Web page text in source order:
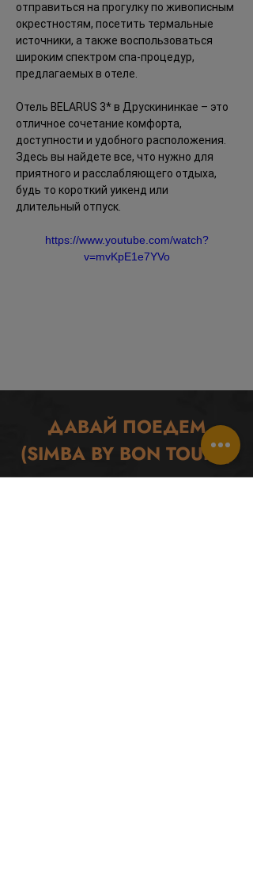
отправиться на прогулку по живописным
окрестностям, посетить термальные
источники, а также воспользоваться
широким спектром спа-процедур,
предлагаемых в отеле.
Отель BELARUS 3* в Друскининкае – это
отличное сочетание комфорта,
доступности и удобного расположения.
Здесь вы найдете все, что нужно для
приятного и расслабляющего отдыха,
будь то короткий уикенд или
длительный отпуск.
https://www.youtube.com/watch?
v=mvKpE1e7YVo
ДАВАЙ ПОЕДЕМ
(SIMBA BY BON TOURS)